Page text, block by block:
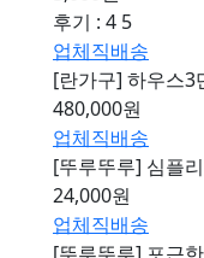
후기 : 4 5
업체직배송
[란가구] 하우스
480,000원
업체직배송
[뚜루뚜루] 심플
24,000원
업체직배송